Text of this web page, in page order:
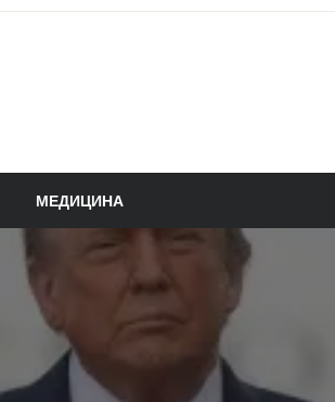
МЕДИЦИНА